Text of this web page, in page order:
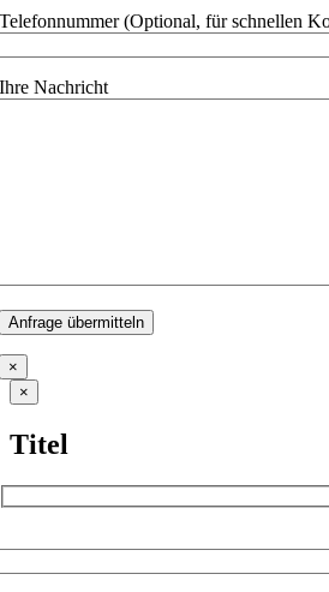
Telefonnummer (Optional, für schnellen
Ihre Nachricht
×
Close
product
view
×
Titel